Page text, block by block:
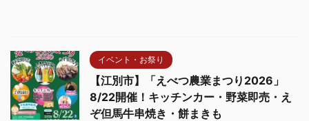
イベント・お祭り
【江別市】「えべつ農業まつり2026」
8/22開催！キッチンカー・野菜即売・え
ぞ但馬牛串焼き・餅まきも